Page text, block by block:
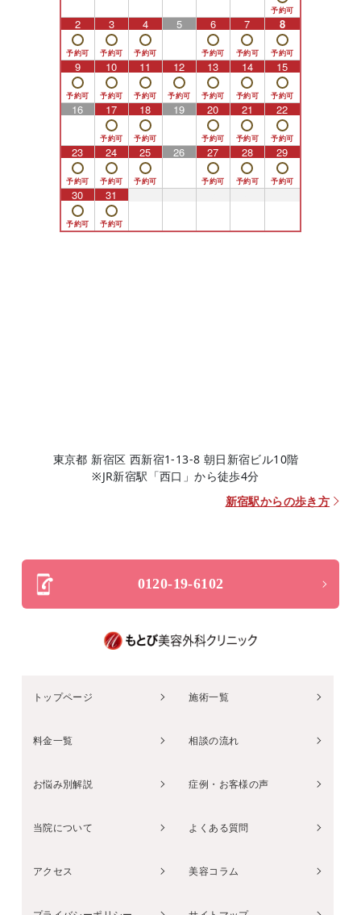
2 3 4 5 6 7 8
9 10 11 12 13 14 15
16 17 18 19 20 21 22
23 24 25 26 27 28 29
30 31
東京都 新宿区 西新宿1-13-8 朝日新宿ビル10階
※JR新宿駅「西口」から徒歩4分
新宿駅からの歩き方
0120-19-6102
トップページ 施術一覧
料金一覧 相談の流れ
お悩み別解説 症例・お客様の声
当院について よくある質問
アクセス 美容コラム